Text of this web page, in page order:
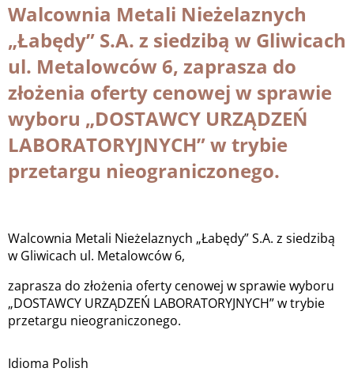
Walcownia Metali Nieżelaznych
„Łabędy” S.A. z siedzibą w Gliwicach
ul. Metalowców 6, zaprasza do
złożenia oferty cenowej w sprawie
wyboru „DOSTAWCY URZĄDZEŃ
LABORATORYJNYCH” w trybie
przetargu nieograniczonego.
Walcownia Metali Nieżelaznych „Łabędy” S.A. z siedzibą
w Gliwicach ul. Metalowców 6,
zaprasza do złożenia oferty cenowej w sprawie wyboru
„DOSTAWCY URZĄDZEŃ LABORATORYJNYCH” w trybie
przetargu nieograniczonego.
Idioma Polish